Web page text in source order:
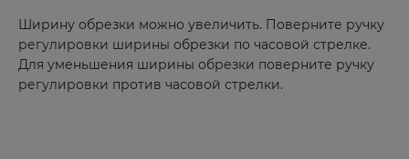
Ширину обрезки можно увеличить. Поверните ручку
регулировки ширины обрезки по часовой стрелке.
Для уменьшения ширины обрезки поверните ручку
регулировки против часовой стрелки.
Дербент
Дзержинск
Дубовка